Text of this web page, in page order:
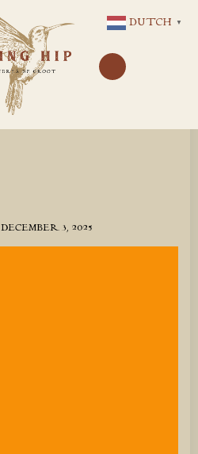
NAAR
DE
INHOUD
DECEMBER 3, 2025
DUTCH ▼